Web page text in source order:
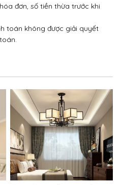
đơn, số tiền thừa trước khi
toán không được giải quyết